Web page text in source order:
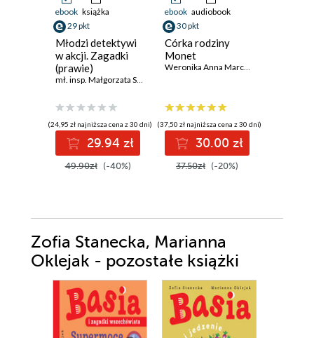
ebook książka
29 pkt
Młodzi detektywi
w akcji. Zagadki
(prawie)
kryminalne
mł. insp. Małgorzata Sokołowska
(24,95 zł najniższa cena z 30 dni)
29.94 zł
49.90zł (-40%)
ebook audiobook
30 pkt
Córka rodziny
Monet
Weronika Anna Marczak
(37,50 zł najniższa cena z 30 dni)
30.00 zł
37.50zł (-20%)
Zofia Stanecka, Marianna
Oklejak - pozostałe książki